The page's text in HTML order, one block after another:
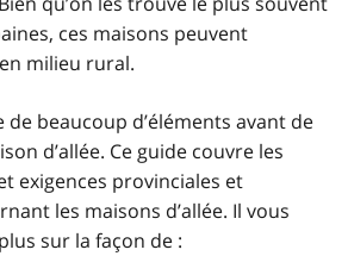
ces maisons peuvent
milieu rural.
beaucoup d’éléments avant de
d’allée. Ce guide couvre les
exigences provinciales et
les maisons d’allée. Il vous
sur la façon de :